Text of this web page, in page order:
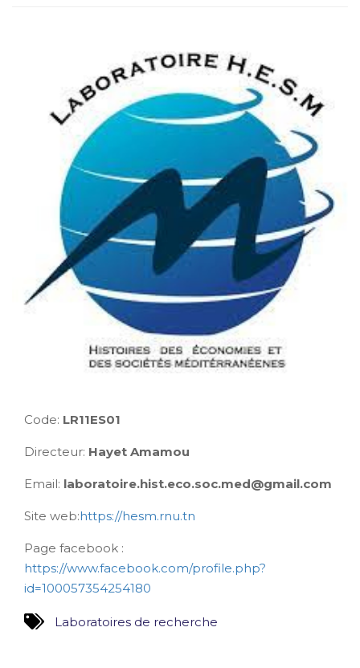
Code: LR11ES01
Directeur: Hayet Amamou
Email: laboratoire.hist.eco.soc.med@gmail.com
Site web:https://hesm.rnu.tn
Page facebook :
https://www.facebook.com/profile.php?
id=100057354254180
Laboratoires de recherche